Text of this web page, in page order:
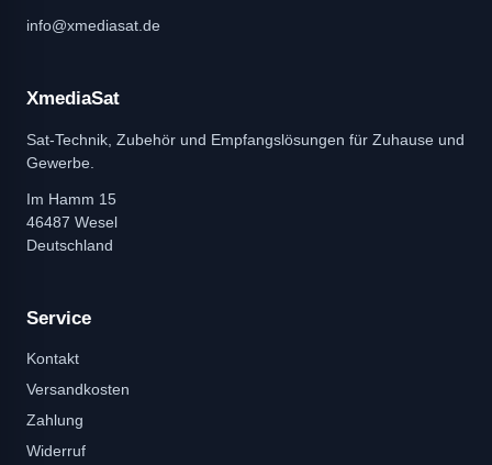
info@xmediasat.de
XmediaSat
Sat-Technik, Zubehör und Empfangslösungen für Zuhause und
Gewerbe.
Im Hamm 15
46487 Wesel
Deutschland
Service
Kontakt
Versandkosten
Zahlung
Widerruf